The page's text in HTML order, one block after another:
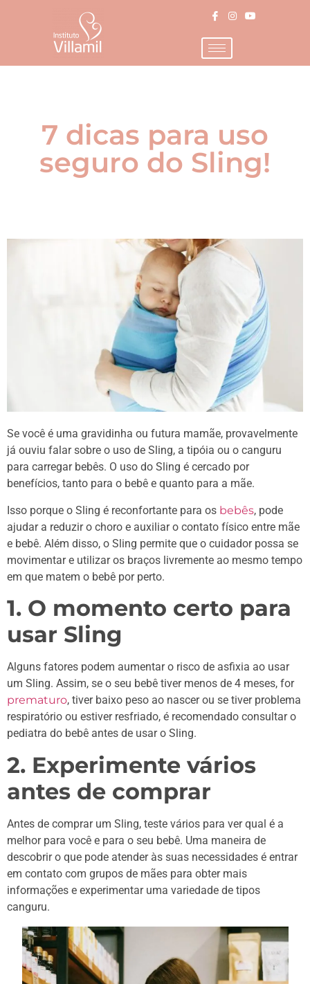
7 dicas para uso
seguro do Sling!
Se você é uma gravidinha ou futura mamãe, provavelmente
já ouviu falar sobre o uso de Sling, a tipóia ou o canguru
para carregar bebês. O uso do Sling é cercado por
benefícios, tanto para o bebê e quanto para a mãe.
Isso porque o Sling é reconfortante para os bebês, pode
ajudar a reduzir o choro e auxiliar o contato físico entre mãe
e bebê. Além disso, o Sling permite que o cuidador possa se
movimentar e utilizar os braços livremente ao mesmo tempo
em que matem o bebê por perto.
1. O momento certo para
usar Sling
Alguns fatores podem aumentar o risco de asfixia ao usar
um Sling. Assim, se o seu bebê tiver menos de 4 meses, for
prematuro, tiver baixo peso ao nascer ou se tiver problema
respiratório ou estiver resfriado, é recomendado consultar o
pediatra do bebê antes de usar o Sling.
2. Experimente vários
antes de comprar
Antes de comprar um Sling, teste vários para ver qual é a
melhor para você e para o seu bebê. Uma maneira de
descobrir o que pode atender às suas necessidades é entrar
em contato com grupos de mães para obter mais
informações e experimentar uma variedade de tipos
canguru.